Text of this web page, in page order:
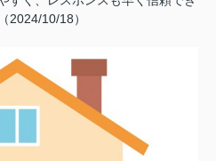
2024/10/18）